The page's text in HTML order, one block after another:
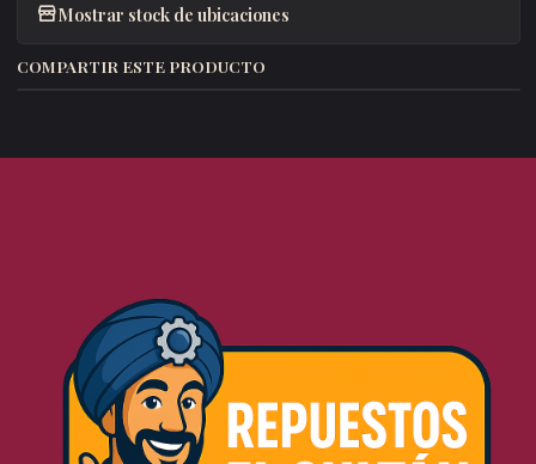
Mostrar stock de ubicaciones
COMPARTIR ESTE PRODUCTO